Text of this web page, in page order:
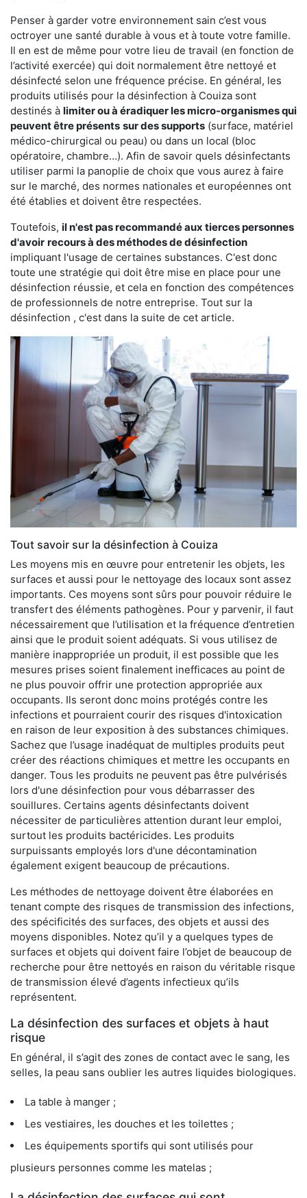
Penser à garder votre environnement sain c’est vous
octroyer une santé durable à vous et à toute votre famille.
Il en est de même pour votre lieu de travail (en fonction de
l’activité exercée) qui doit normalement être nettoyé et
désinfecté selon une fréquence précise. En général, les
produits utilisés pour la désinfection à Couiza sont
destinés à limiter ou à éradiquer les micro-organismes qui
peuvent être présents sur des supports (surface, matériel
médico-chirurgical ou peau) ou dans un local (bloc
opératoire, chambre…). Afin de savoir quels désinfectants
utiliser parmi la panoplie de choix que vous aurez à faire
sur le marché, des normes nationales et européennes ont
été établies et doivent être respectées.
Toutefois, il n'est pas recommandé aux tierces personnes
d'avoir recours à des méthodes de désinfection
impliquant l'usage de certaines substances. C'est donc
toute une stratégie qui doit être mise en place pour une
désinfection réussie, et cela en fonction des compétences
de professionnels de notre entreprise. Tout sur la
désinfection , c'est dans la suite de cet article.
Tout savoir sur la désinfection à Couiza
Les moyens mis en œuvre pour entretenir les objets, les
surfaces et aussi pour le nettoyage des locaux sont assez
importants. Ces moyens sont sûrs pour pouvoir réduire le
transfert des éléments pathogènes. Pour y parvenir, il faut
nécessairement que l’utilisation et la fréquence d’entretien
ainsi que le produit soient adéquats. Si vous utilisez de
manière inappropriée un produit, il est possible que les
mesures prises soient finalement inefficaces au point de
ne plus pouvoir offrir une protection appropriée aux
occupants. Ils seront donc moins protégés contre les
infections et pourraient courir des risques d'intoxication
en raison de leur exposition à des substances chimiques.
Sachez que l’usage inadéquat de multiples produits peut
créer des réactions chimiques et mettre les occupants en
danger. Tous les produits ne peuvent pas être pulvérisés
lors d'une désinfection pour vous débarrasser des
souillures. Certains agents désinfectants doivent
nécessiter de particulières attention durant leur emploi,
surtout les produits bactéricides. Les produits
surpuissants employés lors d'une décontamination
également exigent beaucoup de précautions.
Les méthodes de nettoyage doivent être élaborées en
tenant compte des risques de transmission des infections,
des spécificités des surfaces, des objets et aussi des
moyens disponibles. Notez qu’il y a quelques types de
surfaces et objets qui doivent faire l’objet de beaucoup de
recherche pour être nettoyés en raison du véritable risque
de transmission élevé d’agents infectieux qu’ils
représentent.
La désinfection des surfaces et objets à haut
risque
En général, il s’agit des zones de contact avec le sang, les
selles, la peau sans oublier les autres liquides biologiques.
La table à manger ;
Les vestiaires, les douches et les toilettes ;
Les équipements sportifs qui sont utilisés pour
plusieurs personnes comme les matelas ;